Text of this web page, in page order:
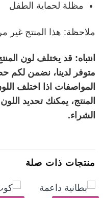
مظلة لحماية الطفل
ملاحظة: هذا المنتج غير
انتباه: قد يختلف لون
متوفر لدينا، نضمن
المواصفات اذا اختلف
المنتج، يمكنك تحديد
الشراء.
منتجات ذات صلة